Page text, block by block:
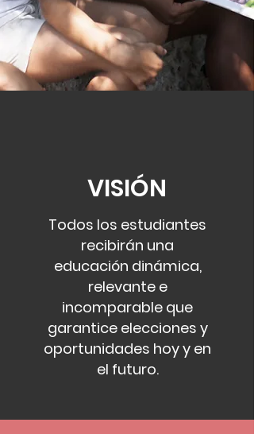
VISIÓN
Todos los estudiantes
recibirán una
educación dinámica,
relevante e
incomparable que
garantice elecciones y
oportunidades hoy y en
el futuro.